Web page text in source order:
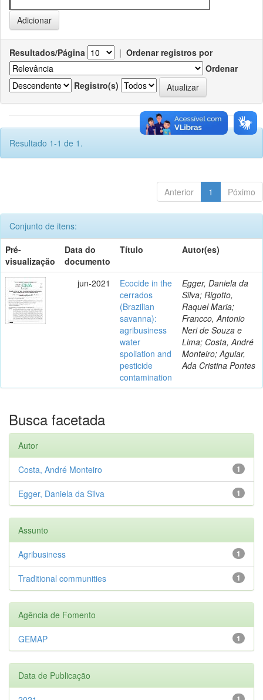
Resultados/Página | Ordenar registros por
Ordenar
Registro(s)
Resultado 1-1 de 1.
Anterior 1 Póximo
Conjunto de itens:
Pré-
visualização
Data do
documento
Título Autor(es)
jun-2021
Ecocide in the
cerrados
(Brazilian
savanna):
agribusiness
water
spoliation and
pesticide
contamination
Egger, Daniela da
Silva; Rigotto,
Raquel Maria;
Francco, Antonio
Neri de Souza e
Lima; Costa, André
Monteiro; Aguiar,
Ada Cristina Pontes
Busca facetada
Autor
1
Costa, André Monteiro
1
Egger, Daniela da Silva
Assunto
1
Agribusiness
1
Traditional communities
Agência de Fomento
1
GEMAP
Data de Publicação